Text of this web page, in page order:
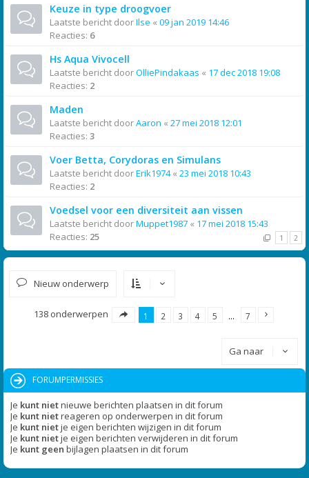
Keuze in type droogvoer
Laatste bericht doorIlse « 09 jan 2019 14:46
Reacties: 6
Hs Aqua Vivocell
Laatste bericht doorOlliePindakaas « 17 dec 2018 19:08
Reacties: 2
Maden
Laatste bericht doorAaron « 27 mei 2018 12:01
Reacties: 3
Voer Betta, Corydoras en Simulans
Laatste bericht doorErik1974« 23 mei 2018 10:43
Reacties: 2
Voedsel voor een diversiteit aan vissen
Laatste bericht doorMuppet1987 « 17 mei 2018 15:43
Reacties: 25 1 2
Nieuw onderwerp
138 onderwerpen 1 2 3 4 5 … 7
Ga naar
FORUMPERMISSIES
Je kunt nietnieuwe berichten plaatsen in dit forum
Je kunt nietreageren op onderwerpen in dit forum
Je kunt nietje eigen berichten wijzigen in dit forum
Je kunt nietje eigen berichten verwijderen in dit forum
Je kunt geen bijlagen plaatsen in dit forum